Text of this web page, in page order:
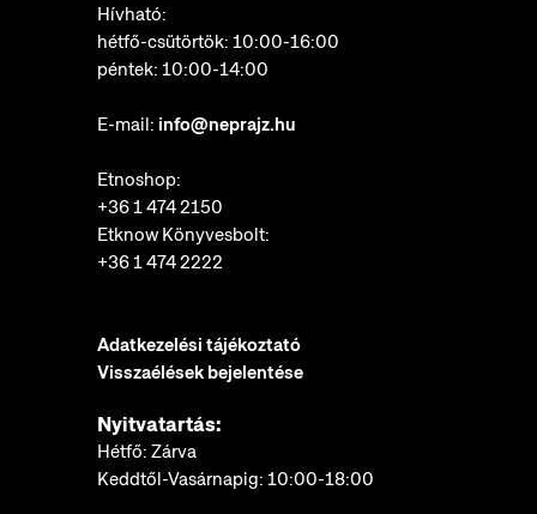
Hívható:
hétfő-csütörtök: 10:00-16:00
péntek: 10:00-14:00
E-mail: info@neprajz.hu
Etnoshop:
+36 1 474 2150
Etknow Könyvesbolt:
+36 1 474 2222
Adatkezelési tájékoztató
Visszaélések bejelentése
Nyitvatartás:
Hétfő: Zárva
Keddtől-Vasárnapig: 10:00-18:00